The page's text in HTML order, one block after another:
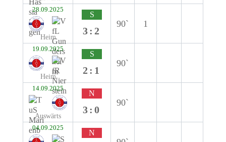
28.09.2025
Heim
S
3:2
90` 1
19.09.2025
Heim
S
2:1
90`
14.09.2025
Auswärts
N
3:0
90`
04.09.2025
N